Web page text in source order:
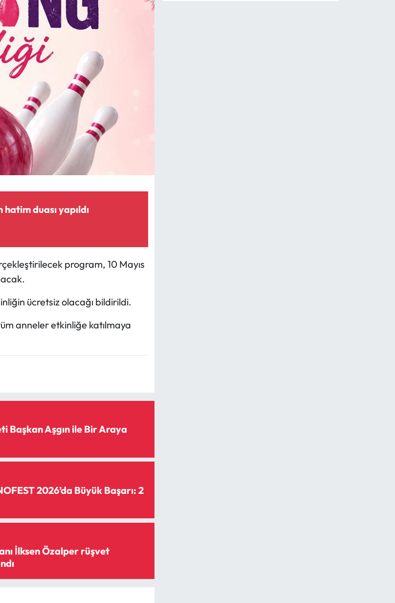
duası yapıldı
program, 10 Mayıs
ücretsiz olacağı bildirildi.
anneler etkinliğe katılmaya
Başkan Aşgın ile Bir Araya
2026’da Büyük Başarı: 2
İlksen Özalper rüşvet